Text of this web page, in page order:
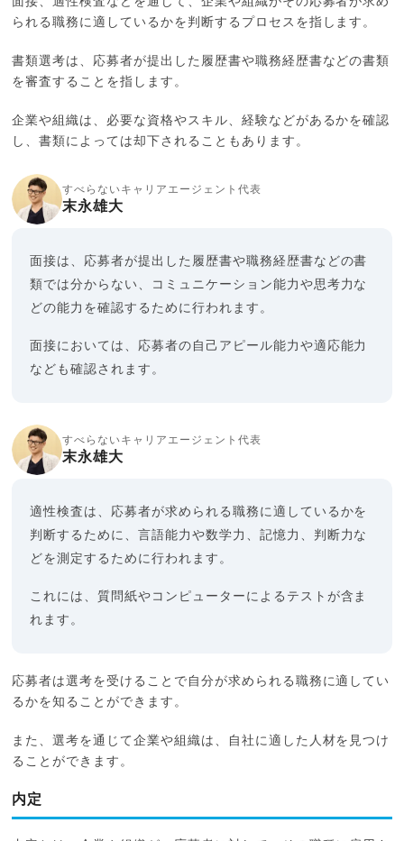
られる職務に適しているかを判断するプロセスを指します。
書類選考は、応募者が提出した履歴書や職務経歴書などの書類
を審査することを指します。
企業や組織は、必要な資格やスキル、経験などがあるかを確認
し、書類によっては却下されることもあります。
すべらないキャリアエージェント代表
末永雄大
面接は、応募者が提出した履歴書や職務経歴書などの書
類では分からない、コミュニケーション能力や思考力な
どの能力を確認するために行われます。
面接においては、応募者の自己アピール能力や適応能力
なども確認されます。
すべらないキャリアエージェント代表
末永雄大
適性検査は、応募者が求められる職務に適しているかを
判断するために、言語能力や数学力、記憶力、判断力な
どを測定するために行われます。
これには、質問紙やコンピューターによるテストが含ま
れます。
応募者は選考を受けることで自分が求められる職務に適してい
るかを知ることができます。
また、選考を通じて企業や組織は、自社に適した人材を見つけ
ることができます。
内定